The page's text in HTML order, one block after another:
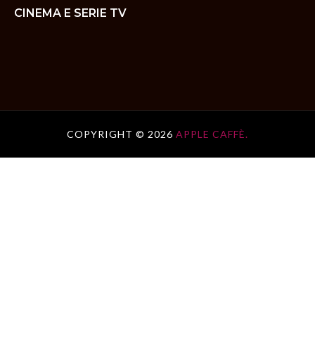
CINEMA E SERIE TV
COPYRIGHT © 2026 APPLE CAFFÈ.